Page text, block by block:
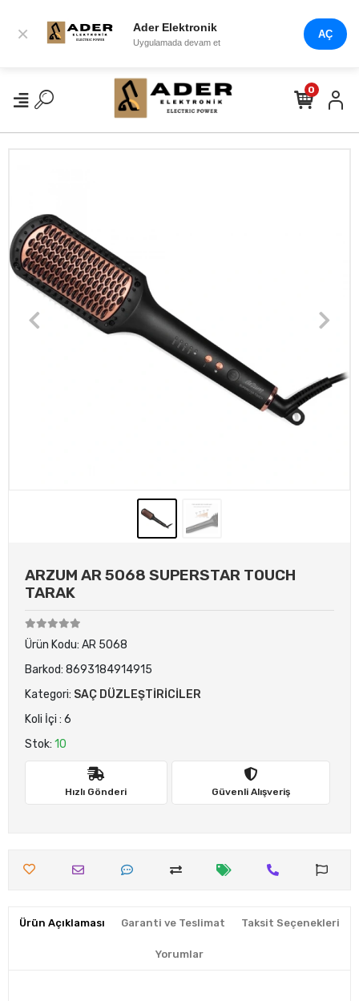
× Ader Elektronik
Uygulamada devam et
AÇ
0
ARZUM AR 5068 SUPERSTAR TOUCH
TARAK
Ürün Kodu: AR 5068
Barkod: 8693184914915
Kategori: SAÇ DÜZLEŞTİRİCİLER
Koli İçi : 6
Stok: 10
Hızlı Gönderi Güvenli Alışveriş
Ürün Açıklaması Garanti ve Teslimat Taksit Seçenekleri
Yorumlar